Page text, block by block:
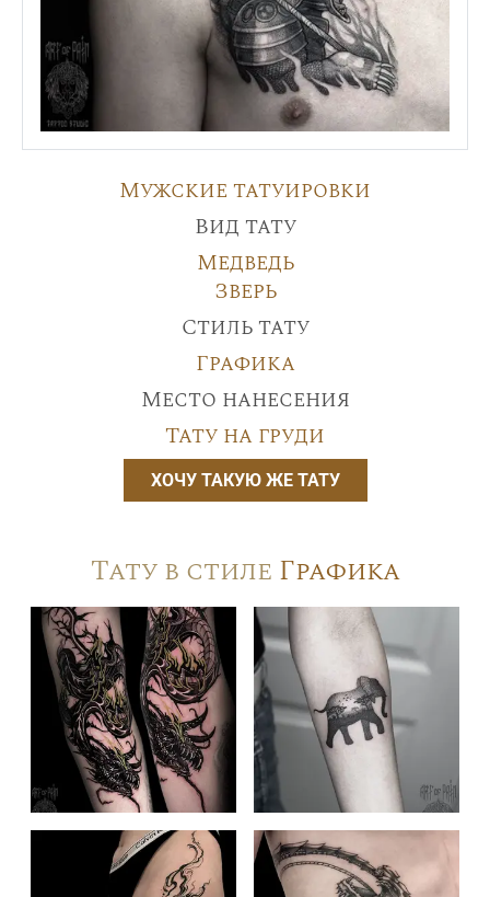
Мужские татуировки
Вид тату
Медведь
Зверь
Стиль тату
Графика
Место нанесения
Тату на груди
ХОЧУ ТАКУЮ ЖЕ ТАТУ
Тату в стиле Графика